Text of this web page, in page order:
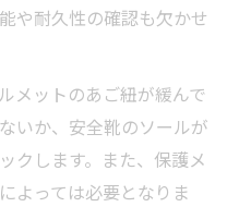
や耐久性の確認も欠かせ
メットのあご紐が緩んで
いか、安全靴のソールが
クします。また、保護メ
よっては必要となりま